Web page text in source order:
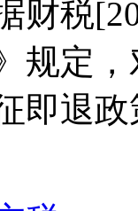
财税
规定
即退